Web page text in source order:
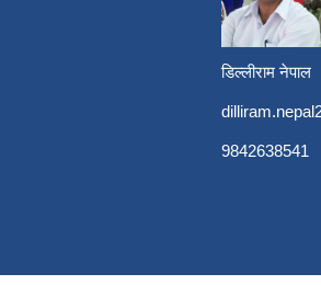
डिल्लीराम नेपाल
9842638541